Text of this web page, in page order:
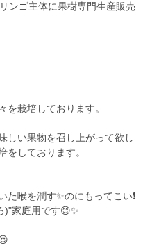
ンゴ主体に果樹専門生産販売
を栽培しております。
しい果物を召し上がって欲し
をしております。
喉を潤す✨のにもってこい❗️
)"家庭用です😊✨